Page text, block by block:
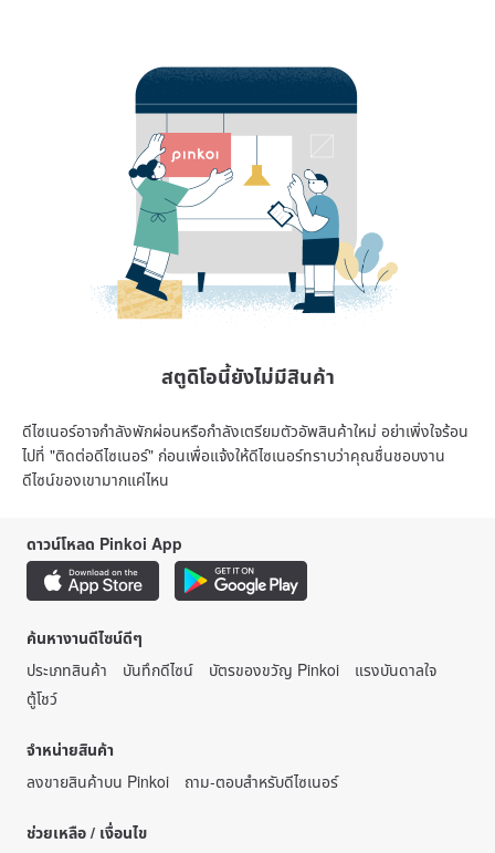
สตูดิโอนี้ยังไม่มีสินค้า
ดีไซเนอร์อาจกำลังพักผ่อนหรือกำลังเตรียมตัวอัพสินค้าใหม่ อย่าเพิ่งใจร้อน
ไปที่ "ติดต่อดีไซเนอร์" ก่อนเพื่อแจ้งให้ดีไซเนอร์ทราบว่าคุณชื่นชอบงาน
ดีไซน์ของเขามากแค่ไหน
ดาวน์โหลด Pinkoi App
ค้นหางานดีไซน์ดีๆ
ประเภทสินค้า
บันทึกดีไซน์ บัตรของขวัญ Pinkoi
แรงบันดาลใจ
ตู้โชว์
จำหน่ายสินค้า
ลงขายสินค้าบน Pinkoi
ถาม-ตอบสำหรับดีไซเนอร์
ช่วยเหลือ / เงื่อนไข